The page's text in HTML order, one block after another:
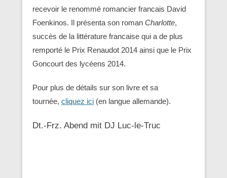
recevoir le renommé romancier francais David
Foenkinos. Il présenta son roman Charlotte,
succès de la littérature francaise qui a de plus
remporté le Prix Renaudot 2014 ainsi que le Prix
Goncourt des lycéens 2014.
Pour plus de détails sur son livre et sa
tournée, cliquez ici (en langue allemande).
Dt.-Frz. Abend mit DJ Luc-le-Truc